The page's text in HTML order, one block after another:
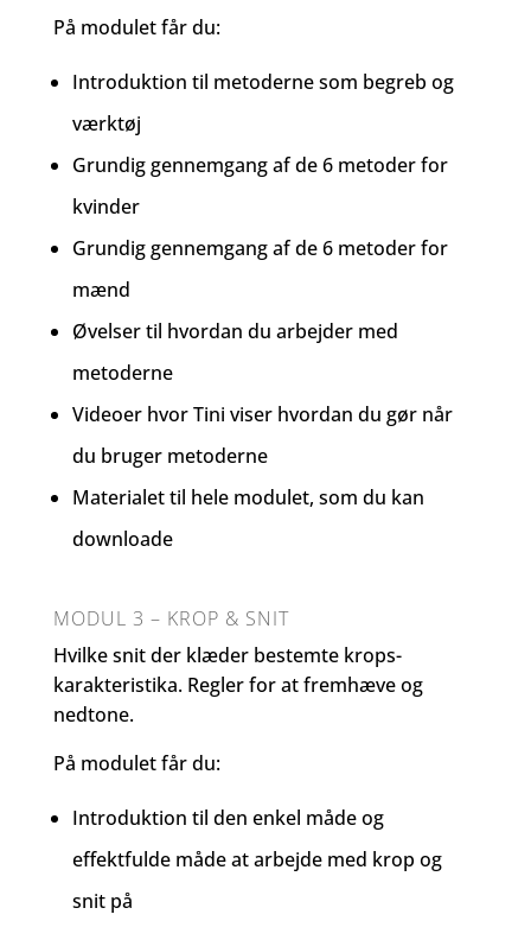
På modulet får du:
Introduktion til metoderne som begreb og
værktøj
Grundig gennemgang af de 6 metoder for
kvinder
Grundig gennemgang af de 6 metoder for
mænd
Øvelser til hvordan du arbejder med
metoderne
Videoer hvor Tini viser hvordan du gør når
du bruger metoderne
Materialet til hele modulet, som du kan
downloade
MODUL 3 – KROP & SNIT
Hvilke snit der klæder bestemte krops-
karakteristika. Regler for at fremhæve og
nedtone.
På modulet får du:
Introduktion til den enkel måde og
effektfulde måde at arbejde med krop og
snit på